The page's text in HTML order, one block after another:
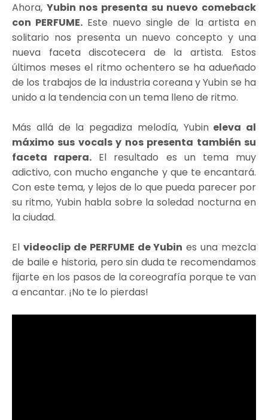
Ahora, Yubin nos presenta su nuevo comeback
con PERFUME. Este nuevo single de la artista en
solitario nos presenta un nuevo concepto y una
nueva faceta discotecera de la artista. Estos
últimos meses el ritmo ochentero se ha adueñado
de los trabajos de la industria coreana y Yubin se ha
unido a la tendencia con un tema lleno de ritmo.
Más allá de la pegadiza melodía, Yubineleva al
máximo sus vocals y nos presenta también su
faceta rapera. El resultado es un tema muy
adictivo, con mucho enganche y que te encantará.
Con este tema, y lejos de lo que pueda parecer por
su ritmo, Yubin habla sobre la soledad nocturna en
la ciudad.
El videoclip de PERFUME de Yubin es una mezcla
de baile e historia, pero sin duda te recomendamos
fijarte en los pasos de la coreografía porque te van
a encantar. ¡No te lo pierdas!